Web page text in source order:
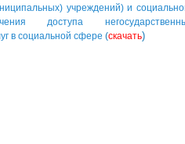
учреждений) и
доступа
в социальной сфере (скачать)